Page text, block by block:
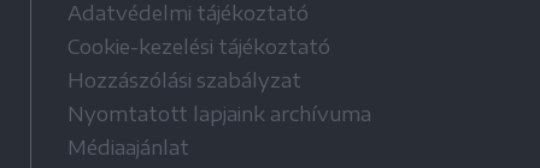
Adatvédelmi tájékoztató
Cookie-kezelési tájékoztató
Hozzászólási szabályzat
Nyomtatott lapjaink archívuma
Médiaajánlat